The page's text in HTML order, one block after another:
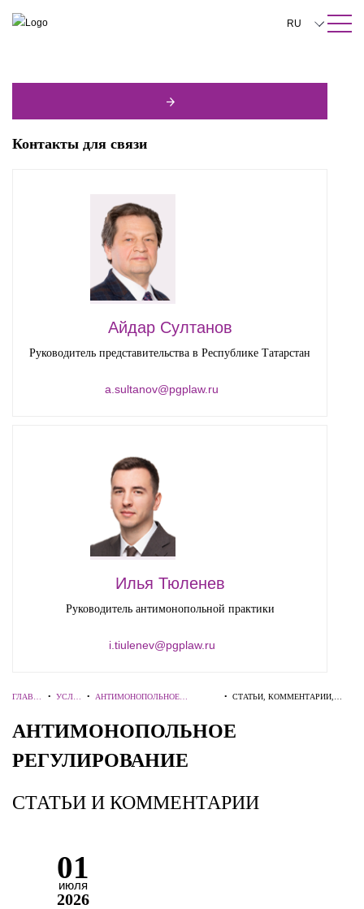
ПОИСК ПО САЙТУ Закрыть
RU
한국어
Контакты для связи
Айдар Султанов
Руководитель представительства в Республике Татарстан
a.sultanov@pgplaw.ru
Илья Тюленев
Руководитель антимонопольной практики
i.tiulenev@pgplaw.ru
ГЛАВН • УСЛУ • АНТИМОНОПОЛЬНОЕ •СТАТЬИ, КОММЕНТАРИИ,
АНТИМОНОПОЛЬНОЕ
РЕГУЛИРОВАНИЕ
СТАТЬИ И КОММЕНТАРИИ
01
июля
2026